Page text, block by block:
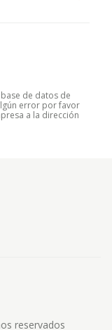
de datos de
error por favor
a la dirección
reservados